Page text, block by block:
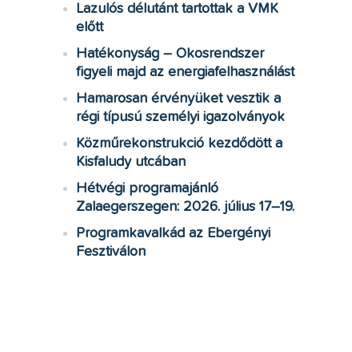
Lazulós délutánt tartottak a VMK
előtt
Hatékonyság – Okosrendszer
figyeli majd az energiafelhasználást
Hamarosan érvényüket vesztik a
régi típusú személyi igazolványok
Közműrekonstrukció kezdődött a
Kisfaludy utcában
Hétvégi programajánló
Zalaegerszegen: 2026. július 17–19.
Programkavalkád az Ebergényi
Fesztiválon